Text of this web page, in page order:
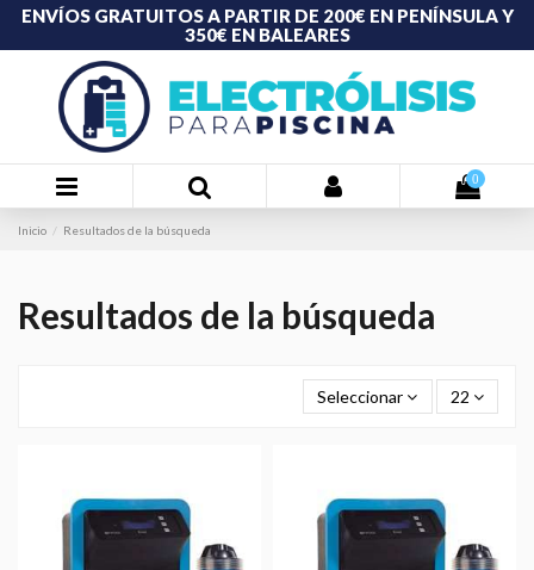
ENVÍOS GRATUITOS A PARTIR DE 200€ EN PENÍNSULA Y
350€ EN BALEARES
0
Inicio Resultados de la búsqueda
Resultados de la búsqueda
Seleccionar 22